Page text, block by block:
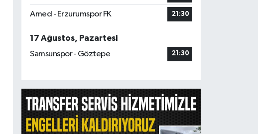
Amed - Erzurumspor FK 21:30
17 Ağustos, Pazartesi
Samsunspor - Göztepe
21:30